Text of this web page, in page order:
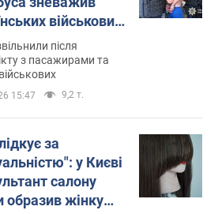
військових
Відео
після
з пасажирами та
15:47 9,2 т.
за
у Києві
салону
образив жінку